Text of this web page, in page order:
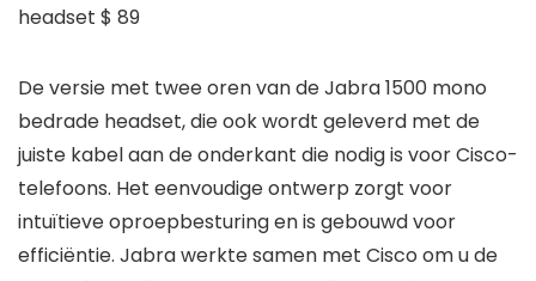
headset $ 89
De versie met twee oren van de Jabra 1500 mono
bedrade headset, die ook wordt geleverd met de
juiste kabel aan de onderkant die nodig is voor Cisco-
telefoons. Het eenvoudige ontwerp zorgt voor
intuïtieve oproepbesturing en is gebouwd voor
efficiëntie. Jabra werkte samen met Cisco om u de